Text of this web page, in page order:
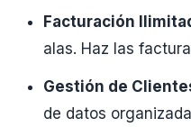
Facturación
alas. Haz las
Gestión de
de datos